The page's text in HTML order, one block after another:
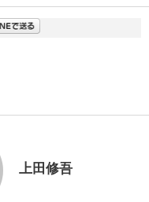
上田修吾